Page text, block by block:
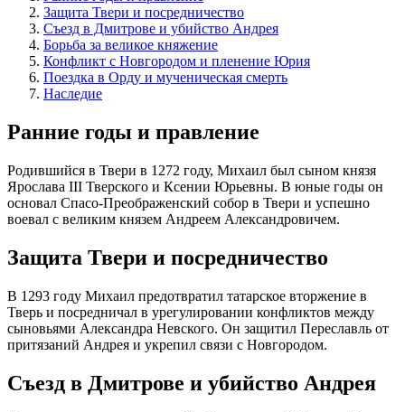
Защита Твери и посредничество
Съезд в Дмитрове и убийство Андрея
Борьба за великое княжение
Конфликт с Новгородом и пленение Юрия
Поездка в Орду и мученическая смерть
Наследие
Ранние годы и правление
Родившийся в Твери в 1272 году, Михаил был сыном князя
Ярослава III Тверского и Ксении Юрьевны. В юные годы он
основал Спасо-Преображенский собор в Твери и успешно
воевал с великим князем Андреем Александровичем.
Защита Твери и посредничество
В 1293 году Михаил предотвратил татарское вторжение в
Тверь и посредничал в урегулировании конфликтов между
сыновьями Александра Невского. Он защитил Переславль от
притязаний Андрея и укрепил связи с Новгородом.
Съезд в Дмитрове и убийство Андрея